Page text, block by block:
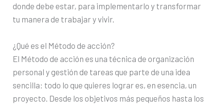
donde debe estar, para implementarlo y transformar
tu manera de trabajar y vivir.
¿Qué es el Método de acción?
El Método de acción es una técnica de organización
personal y gestión de tareas que parte de una idea
sencilla: todo lo que quieres lograr es, en esencia, un
proyecto. Desde los objetivos más pequeños hasta los